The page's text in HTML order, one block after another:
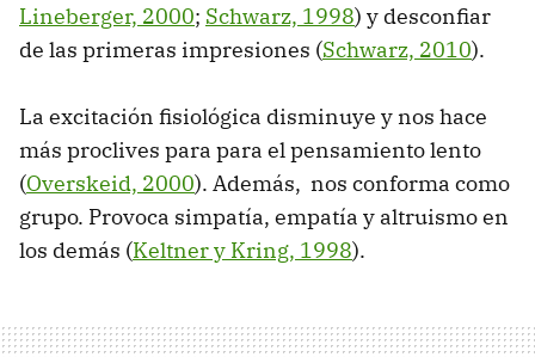
Lineberger, 2000; Schwarz, 1998) y desconfiar
de las primeras impresiones (Schwarz, 2010).
La excitación fisiológica disminuye y nos hace
más proclives para para el pensamiento lento
(Overskeid, 2000). Además, nos conforma como
grupo. Provoca simpatía, empatía y altruismo en
los demás (Keltner y Kring, 1998).